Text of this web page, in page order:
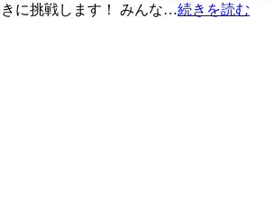
に挑戦します！ みんな…続きを読む